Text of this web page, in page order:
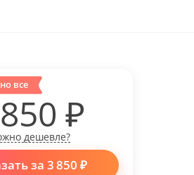
все
₽
дешевле?
за 3 850 ₽